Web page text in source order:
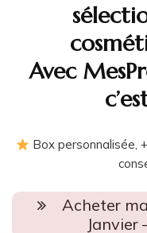
Avec
Box personnalisée,
Acheter
Janvier